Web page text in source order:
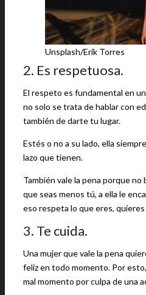
Unsplash/Erik Torres
2. Es respetuosa.
El respeto es fundamental en
no solo se trata de hablar con
también de darte tu lugar.
Estés o no a su lado, ella
lazo que tienen.
También vale la pena porque
que seas menos tú, a ella le
eso respeta lo que eres,
3. Te cuida.
Una mujer que vale la pena
feliz en todo momento. Por
mal momento por culpa de una